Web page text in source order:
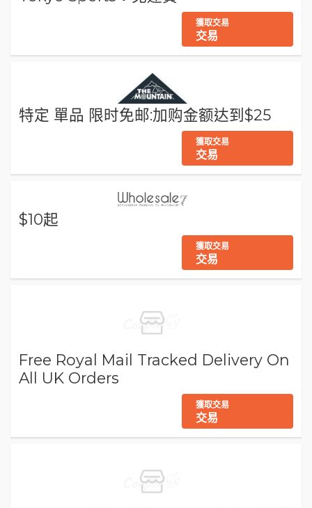
獲取交易
交易
特定 單品 限时免邮:加购金额达到$25
獲取交易
交易
$10起
獲取交易
交易
Free Royal Mail Tracked Delivery On
All UK Orders
獲取交易
交易